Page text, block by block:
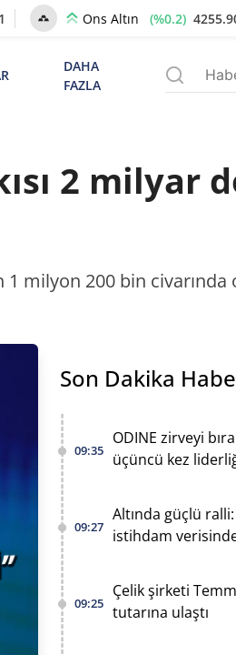
Ons Altın (%0.2)
DAHA
FAZLA
2 milyar
1 milyon 200 bin
Son Dakika
09:35
ODINE zirveyi
üçüncü kez
09:27
Altında güçlü
istihdam
09:25
Çelik şirketi
tutarına ulaştı